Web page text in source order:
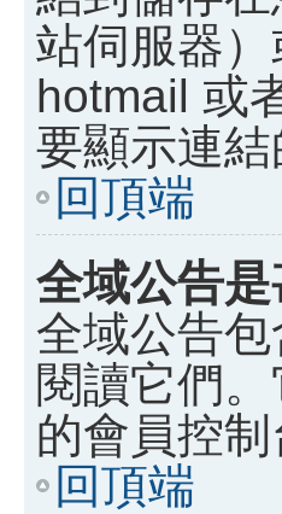
站伺服器
hotmail 或
要顯示連
回頂端
全域公告是
全域公告
閱讀它們
的會員控
回頂端